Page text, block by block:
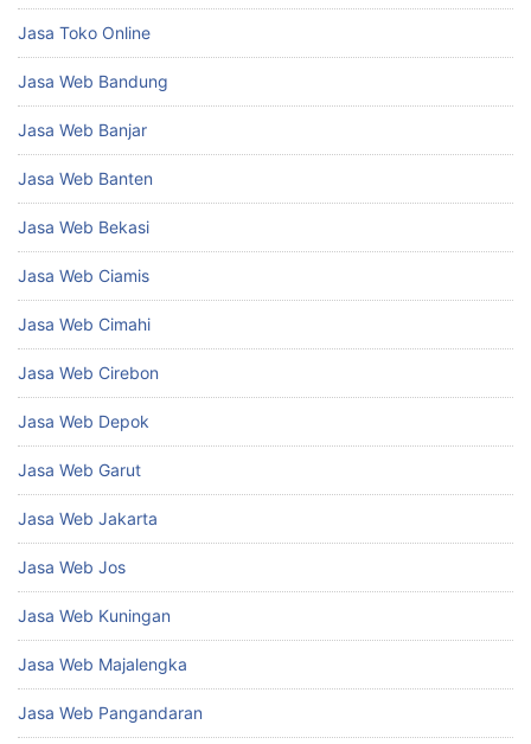
Jasa Toko Online
Jasa Web Bandung
Jasa Web Banjar
Jasa Web Banten
Jasa Web Bekasi
Jasa Web Ciamis
Jasa Web Cimahi
Jasa Web Cirebon
Jasa Web Depok
Jasa Web Garut
Jasa Web Jakarta
Jasa Web Jos
Jasa Web Kuningan
Jasa Web Majalengka
Jasa Web Pangandaran